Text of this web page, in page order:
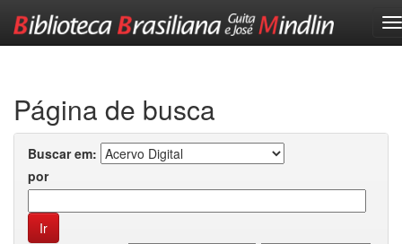
Página de busca
Buscar em:
por